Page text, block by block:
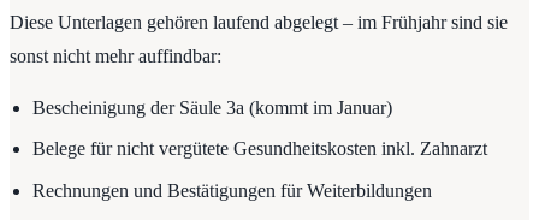
Diese Unterlagen gehören laufend abgelegt – im Frühjahr sind sie
sonst nicht mehr auffindbar:
Bescheinigung der Säule 3a (kommt im Januar)
Belege für nicht vergütete Gesundheitskosten inkl. Zahnarzt
Rechnungen und Bestätigungen für Weiterbildungen